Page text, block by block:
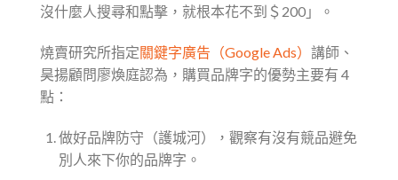
沒什麼人搜尋和點擊，就根本花不到＄200」。
燒賣研究所指定關鍵字廣告（Google Ads） 講師、
昊揚顧問廖煥庭認為，購買品牌字的優勢主要有 4
點：
做好品牌防守（護城河），觀察有沒有競品避免
別人來下你的品牌字。